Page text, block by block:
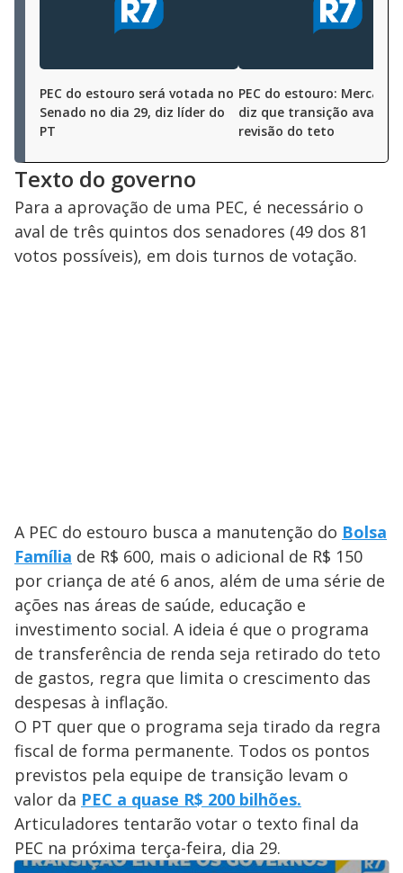
PEC do estouro será votada no
Senado no dia 29, diz líder do
PT
PEC do estouro:
diz que transição avalia
revisão do teto
Texto do governo
Para a aprovação de uma PEC, é necessário o
aval de três quintos dos senadores (49 dos 81
votos possíveis), em dois turnos de votação.
A PEC do estouro busca a manutenção do Bolsa
Família de R$ 600, mais o adicional de R$ 150
por criança de até 6 anos, além de uma série de
ações nas áreas de saúde, educação e
investimento social. A ideia é que o programa
de transferência de renda seja retirado do teto
de gastos, regra que limita o crescimento das
despesas à inflação.
O PT quer que o programa seja tirado da regra
fiscal de forma permanente. Todos os pontos
previstos pela equipe de transição levam o
valor da PEC a quase R$ 200 bilhões.
Articuladores tentarão votar o texto final da
PEC na próxima terça-feira, dia 29.